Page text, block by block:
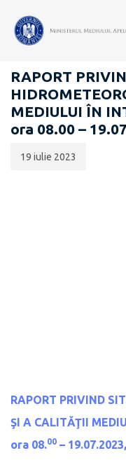
RAPOARTE ZILNICE
RAPORT
MEDIULUI ÎN
ora 08.00 –
publicării:
19 iulie 2023
RAPORT PRIVIND
ŞI A CALITĂŢII
ora 08.00 –